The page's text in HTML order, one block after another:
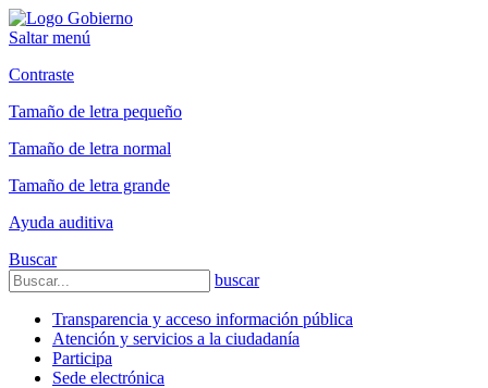
Saltar menú
Contraste
Tamaño de letra pequeño
Tamaño de letra normal
Tamaño de letra grande
Ayuda auditiva
Buscar
buscar
Transparencia y acceso información pública
Atención y servicios a la ciudadanía
Participa
Sede electrónica